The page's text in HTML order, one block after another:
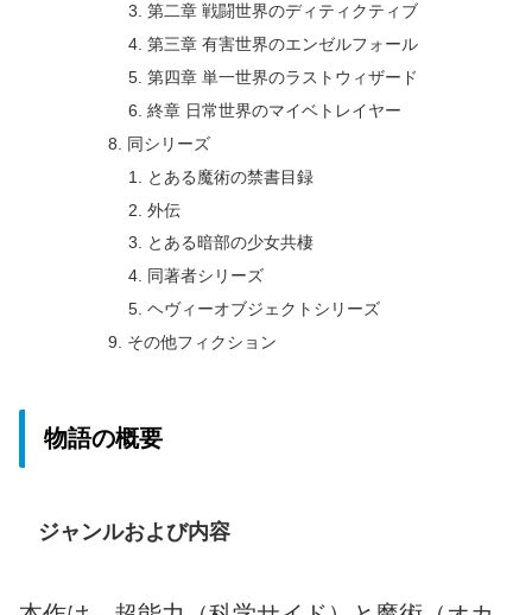
第二章 戦闘世界のディティクティブ
第三章 有害世界のエンゼルフォール
第四章 単一世界のラストウィザード
終章 日常世界のマイベトレイヤー
同シリーズ
とある魔術の禁書目録
外伝
とある暗部の少女共棲
同著者シリーズ
ヘヴィーオブジェクトシリーズ
その他フィクション
物語の概要
ジャンルおよび内容